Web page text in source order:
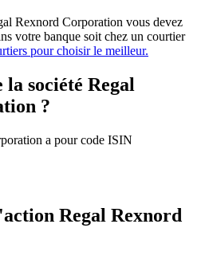
Rexnord Corporation vous devez
votre banque soit chez un courtier
pour choisir le meilleur.
société Regal
?
a pour code ISIN
Regal Rexnord